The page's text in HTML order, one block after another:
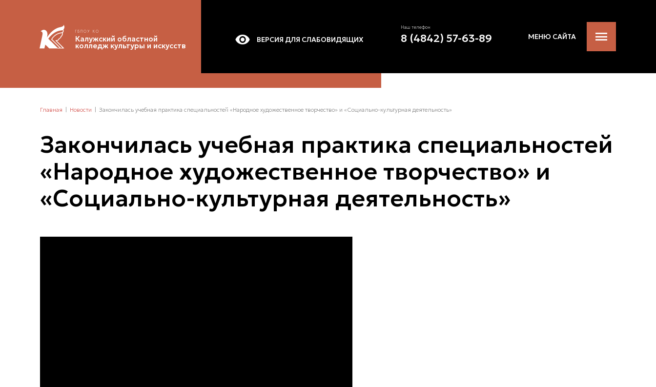
ГБПОУ КО
Калужский областной
колледж культуры и искусств
ВЕРСИЯ ДЛЯ СЛАБОВИДЯЩИХ
Наш телефон
8 (4842) 57-63-89 МЕНЮ САЙТА
Главная Новости Закончилась учебная практика специальностей «Народное художественное творчество» и «Социально-культурная деятельность»
Закончилась учебная практика специальностей
«Народное художественное творчество» и
«Социально-культурная деятельность»